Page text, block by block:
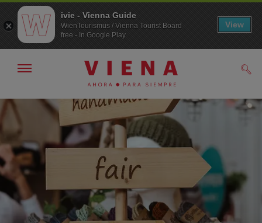
A
Al
contenido
Mostrar/ocultar
ivie - Vienna Guide
WienTourismus / Vienna Tourist Board
free - In Google Play
View